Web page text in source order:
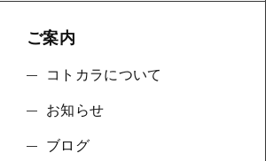
ご案内
コトカラについて
お知らせ
ブログ